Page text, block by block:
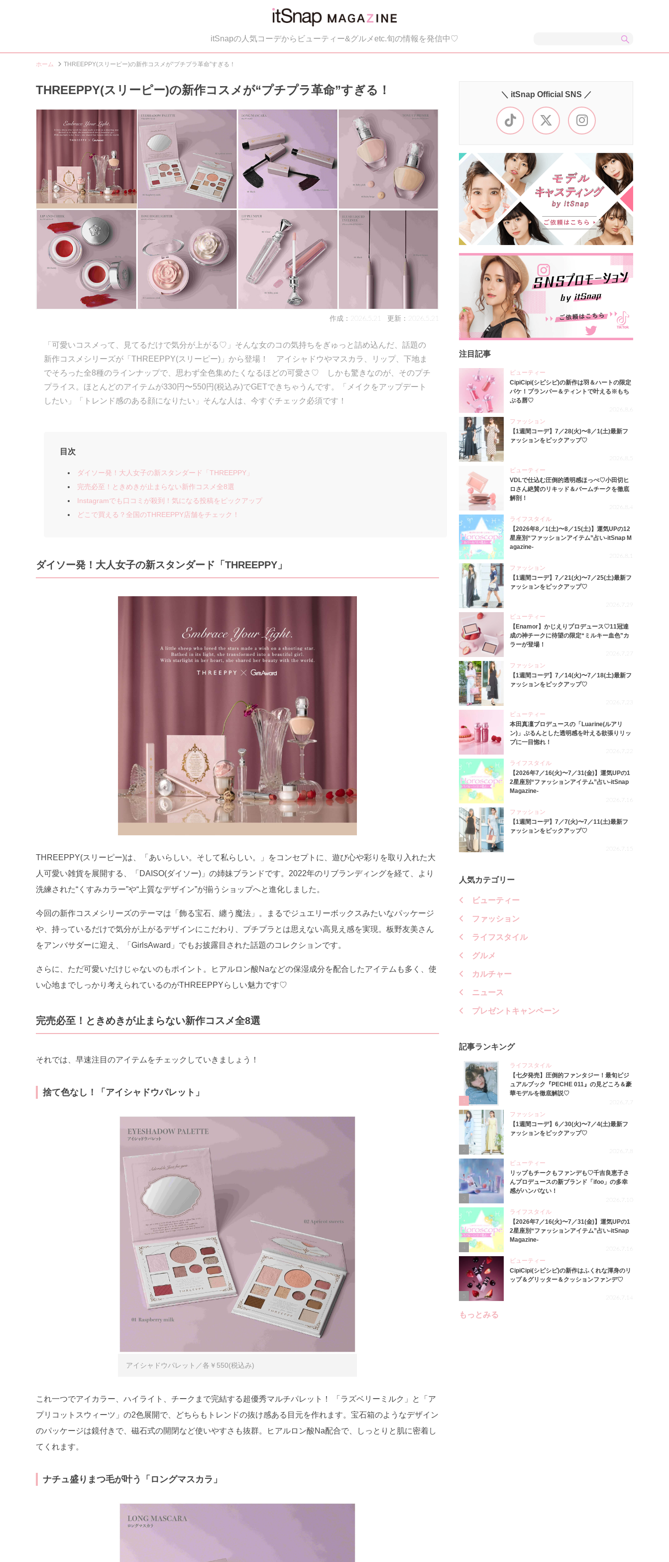
itSnapの人気コーデからビューティー&グルメetc.旬の情報を発信中♡
ホーム THREEPPY(スリーピー)の新作コスメが“プチプラ革命”すぎる！
THREEPPY(スリーピー)の新作コスメが“プチプラ革命”すぎる！
作成：2026.5.21 更新：2026.5.21
「可愛いコスメって、見てるだけで気分が上がる♡」そんな女のコの気持ちをぎゅっと詰め込んだ、話題の
新作コスメシリーズが「THREEPPY(スリーピー)」から登場！ アイシャドウやマスカラ、リップ、下地ま
でそろった全8種のラインナップで、思わず全色集めたくなるほどの可愛さ♡ しかも驚きなのが、そのプチ
プライス。ほとんどのアイテムが330円〜550円(税込み)でGETできちゃうんです。「メイクをアップデート
したい」「トレンド感のある顔になりたい」そんな人は、今すぐチェック必須です！
目次
ダイソー発！大人女子の新スタンダード「THREEPPY」
完売必至！ときめきが止まらない新作コスメ全8選
Instagramでも口コミが殺到！気になる投稿をピックアップ
どこで買える？全国のTHREEPPY店舗をチェック！
ダイソー発！大人女子の新スタンダード「THREEPPY」
THREEPPY(スリーピー)は、「あいらしい。そして私らしい。」をコンセプトに、遊び心や彩りを取り入れた大
人可愛い雑貨を展開する、「DAISO(ダイソー)」の姉妹ブランドです。2022年のリブランディングを経て、より
洗練された“くすみカラー”や“上質なデザイン”が揃うショップへと進化しました。
今回の新作コスメシリーズのテーマは「飾る宝石、纏う魔法」。まるでジュエリーボックスみたいなパッケージ
や、持っているだけで気分が上がるデザインにこだわり、プチプラとは思えない高見え感を実現。板野友美さん
をアンバサダーに迎え、「GirlsAward」でもお披露目された話題のコレクションです。
さらに、ただ可愛いだけじゃないのもポイント。ヒアルロン酸Naなどの保湿成分を配合したアイテムも多く、使
い心地までしっかり考えられているのがTHREEPPYらしい魅力です♡
完売必至！ときめきが止まらない新作コスメ全8選
それでは、早速注目のアイテムをチェックしていきましょう！
捨て色なし！「アイシャドウパレット」
アイシャドウパレット／各￥550(税込み)
これ一つでアイカラー、ハイライト、チークまで完結する超優秀マルチパレット！ 「ラズベリーミルク」と「ア
プリコットスウィーツ」の2色展開で、どちらもトレンドの抜け感ある目元を作れます。宝石箱のようなデザイン
のパッケージは鏡付きで、磁石式の開閉など使いやすさも抜群。ヒアルロン酸Na配合で、しっとりと肌に密着し
てくれます。
ナチュ盛りまつ毛が叶う「ロングマスカラ」
＼ itSnap Official SNS ／
注目記事
ビューティー
CipiCipi(シピシピ)の新作は羽＆ハートの限定
パケ！プランパー＆ティントで叶える※もち
ぷる唇♡
2026.8.6
ファッション
【1週間コーデ】7／28(火)〜8／1(土)最新フ
ァッションをピックアップ♡
2026.8.5
ビューティー
VDLで仕込む圧倒的透明感ほっぺ♡小田切ヒ
ロさん絶賛のリキッド＆バームチークを徹底
解剖！
2026.8.4
ライフスタイル
【2026年8／1(土)〜8／15(土)】運気UPの12
星座別“ファッションアイテム”占い-itSnap M
agazine-
2026.8.1
ファッション
【1週間コーデ】7／21(火)〜7／25(土)最新フ
ァッションをピックアップ♡
2026.7.29
ビューティー
【Enamor】かじえりプロデュース♡11冠達
成の神チークに待望の限定“ミルキー血色”カ
ラーが登場！
2026.7.27
ファッション
【1週間コーデ】7／14(火)〜7／18(土)最新フ
ァッションをピックアップ♡
2026.7.23
ビューティー
本田真凜プロデュースの「Luarine(ルアリ
ン)」ぷるんとした透明感を叶える欲張りリッ
プに一目惚れ！
2026.7.22
ライフスタイル
【2026年7／16(火)〜7／31(金)】運気UPの1
2星座別“ファッションアイテム”占い-itSnap
Magazine-
2026.7.16
ファッション
【1週間コーデ】7／7(火)〜7／11(土)最新フ
ァッションをピックアップ♡
2026.7.15
人気カテゴリー
ビューティー
ファッション
ライフスタイル
グルメ
カルチャー
ニュース
プレゼントキャンペーン
記事ランキング
ライフスタイル
【七夕発売】圧倒的ファンタジー！最旬ビジ
ュアルブック『PECHE 011』の見どころ＆豪
華モデルを徹底解説♡
2026.7.7
ファッション
【1週間コーデ】6／30(火)〜7／4(土)最新フ
ァッションをピックアップ♡
2026.7.8
3
ビューティー
リップもチークもファンデも♡千吉良恵子さ
んプロデュースの新ブランド「ifoo」の多幸
感がハンパない！
2026.7.10
4
ライフスタイル
【2026年7／16(火)〜7／31(金)】運気UPの1
2星座別“ファッションアイテム”占い-itSnap
Magazine-
2026.7.16
ビューティー
CipiCipi(シピシピ)の新作はふくれな渾身のリ
ップ＆グリッター＆クッションファンデ♡
2026.7.14
もっとみる